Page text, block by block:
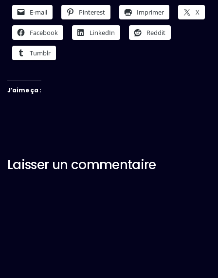
E-mail Pinterest Imprimer X
Facebook LinkedIn Reddit
Tumblr
J’aime ça :
Laisser un commentaire